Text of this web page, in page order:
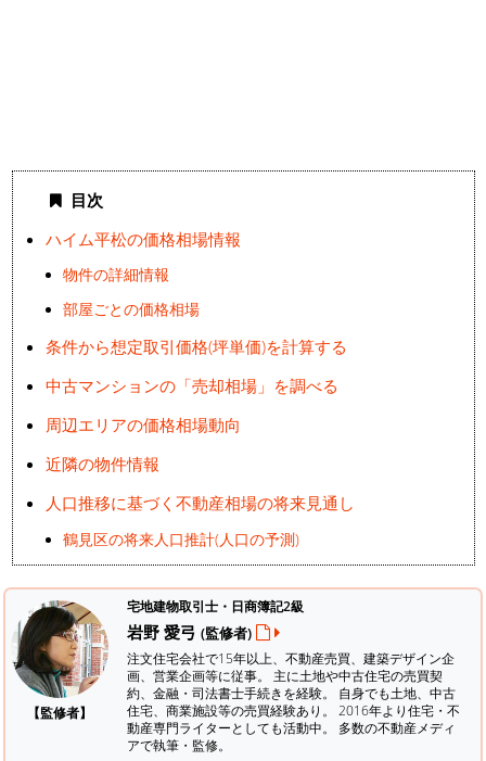
目次
ハイム平松の価格相場情報
物件の詳細情報
部屋ごとの価格相場
条件から想定取引価格(坪単価)を計算する
中古マンションの「売却相場」を調べる
周辺エリアの価格相場動向
近隣の物件情報
人口推移に基づく不動産相場の将来見通し
鶴見区の将来人口推計(人口の予測)
【監修者】
宅地建物取引士・日商簿記2級
岩野 愛弓 (監修者)
注文住宅会社で15年以上、不動産売買、建築デザイン企
画、営業企画等に従事。 主に土地や中古住宅の売買契
約、金融・司法書士手続きを経験。 自身でも土地、中古
住宅、商業施設等の売買経験あり。 2016年より住宅・不
動産専門ライターとしても活動中。 多数の不動産メディ
アで執筆・監修。